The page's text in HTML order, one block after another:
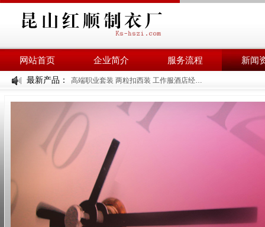
网站首页 企业简介 服务流程 新闻
最新产品： 高端职业套装 两粒扣西装 工作服酒店经理工装